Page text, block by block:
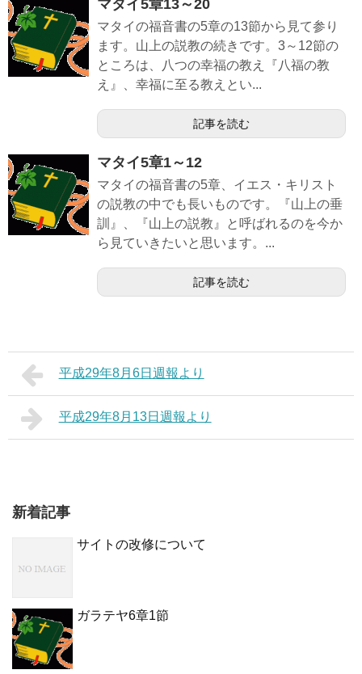
マタイ5章13～20
マタイの福音書の5章の13節から見て参り
ます。山上の説教の続きです。3～12節の
ところは、八つの幸福の教え『八福の教
え』、幸福に至る教えとい...
記事を読む
マタイ5章1～12
マタイの福音書の5章、イエス・キリスト
の説教の中でも長いものです。『山上の垂
訓』、『山上の説教』と呼ばれるのを今か
ら見ていきたいと思います。...
記事を読む
平成29年8月6日週報より
平成29年8月13日週報より
新着記事
サイトの改修について
ガラテヤ6章1節